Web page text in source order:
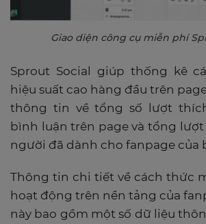
Giao diện công cụ miễn phí
Sprout Social giúp thống kê
hiệu suất cao hàng đầu trên
thông tin về tổng số lượt
bình luận trên page và tổng lượt
người đã dành cho fanpage của
Thông tin chi tiết về cách thức
hoạt động trên nền tảng của
này bao gồm một số dữ liệu